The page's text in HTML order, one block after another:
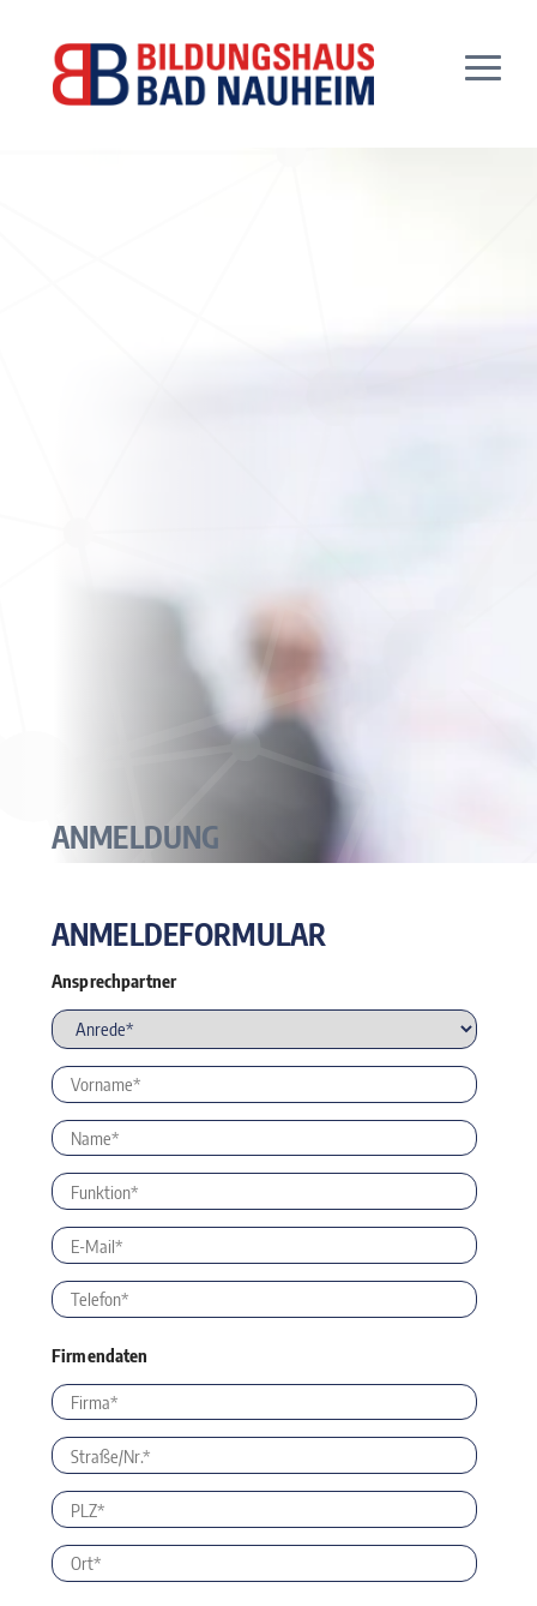
ANMELDUNG
ANMELDEFORMULAR
Ansprechpartner
Firmendaten